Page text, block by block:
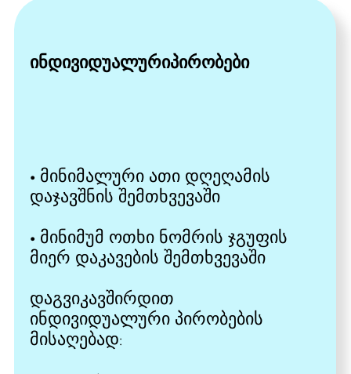
ელ ფოსტა
WhatsApp
შეარჩიეთ თქვენთვის
ჩვენ სოცქსელში ვართ